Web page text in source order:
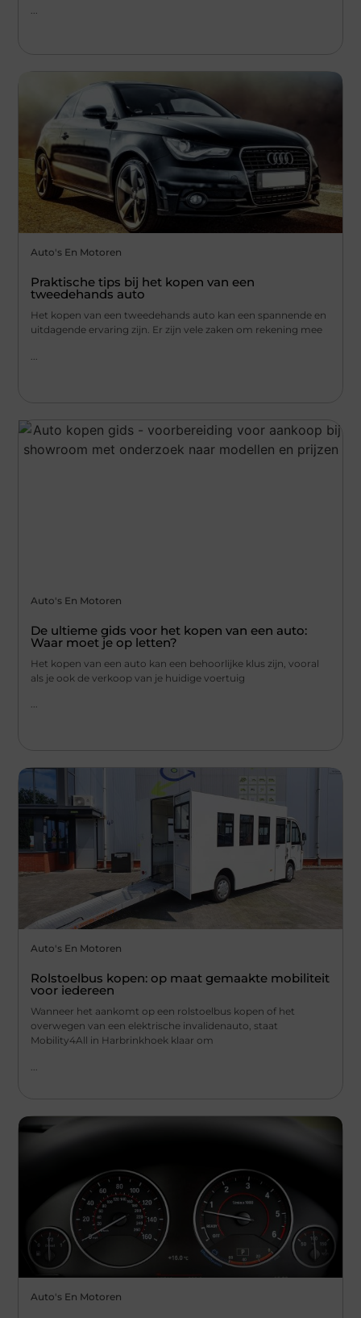
...
Auto's En Motoren
Praktische tips bij het kopen van een
tweedehands auto
Het kopen van een tweedehands auto kan een spannende en
uitdagende ervaring zijn. Er zijn vele zaken om rekening mee
Auto's En Motoren
De ultieme gids voor het kopen van een auto:
Waar moet je op letten?
Het kopen van een auto kan een behoorlijke klus zijn, vooral
als je ook de verkoop van je huidige voertuig
...
Auto's En Motoren
Rolstoelbus kopen: op maat gemaakte mobiliteit
voor iedereen
Wanneer het aankomt op een rolstoelbus kopen of het
overwegen van een elektrische invalidenauto, staat
Mobility4All in Harbrinkhoek klaar om
Auto's En Motoren